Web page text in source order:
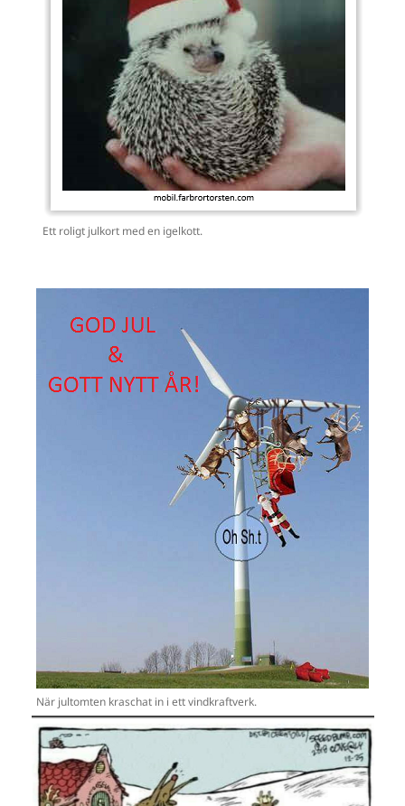
Ett roligt julkort med en igelkott.
När jultomten kraschat in i ett vindkraftverk.